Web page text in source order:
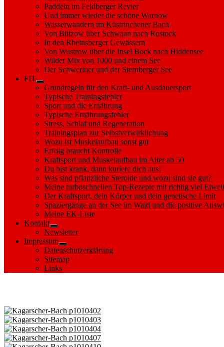
Paddeln im Feldberger Revier
Und immer wieder die schöne Warnow
Wasserwandern im Küstrinchener Bach
Von Bützow über Schwaan nach Rostock
In den Rheinsberger Gewässern
Von Wustrow über die Insel Bock nach Hiddensee
Wilder Mix von 1000 und einem See
Der Schweriner und der Sternberger See
FIT
Show
sub
menu
Grundregeln für den Kraft- und Ausdauersport
Typische Trainingsfehler
Sport und die Ernährung
Typische Ernährungsfehler
Stress, Schlaf und Regeneration
Trainingsplan zur Selbstverwirklichung
Wozu ist Muskelaufbau sonst gut
Erfolg braucht Kontrolle
Kraftsport und Muskelaufbau im Alter ab 50
Du bist krank, dann kuriere dich aus!
Was sind pflanzliche Steroide und wozu sind sie gut?
Meine turboschnellen Top-Rezepte mit richtig viel
Der Kraftsport, dein Körper und dein genetische Limit
Spaziergänge an der See im Wald und die positive
Meine EK-Liste
Kontakt
Show
sub
menu
Newsletter
Impressum
Show
sub
menu
Datenschutzerklärung
Sitemap
Links